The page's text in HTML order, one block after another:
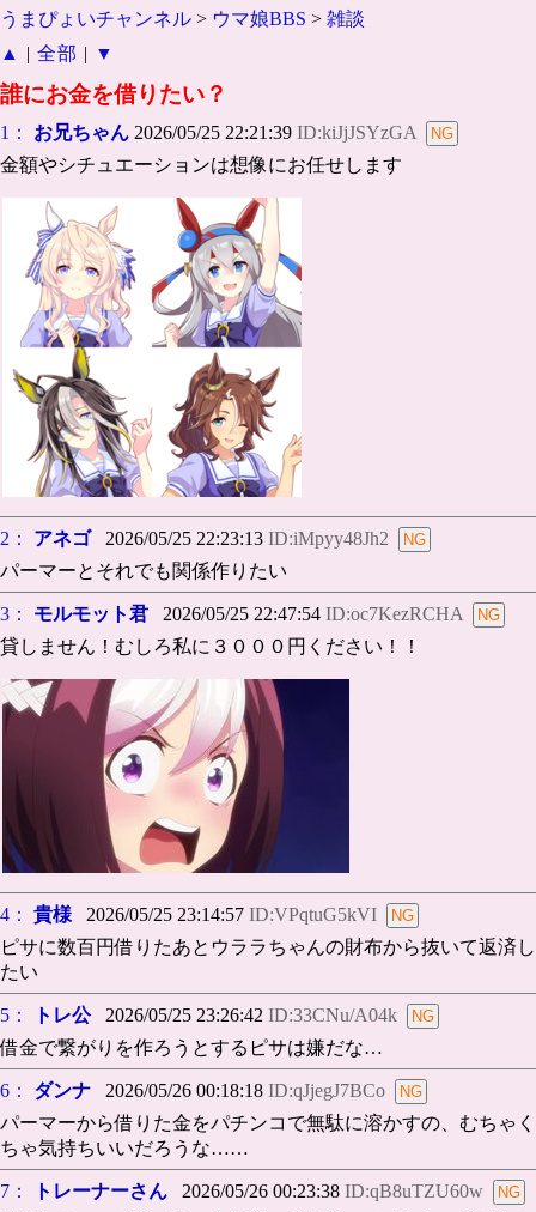
うまぴょいチャンネル > ウマ娘BBS > 雑談
▲
| 全部 | ▼
誰にお金を借りたい？
1： お兄ちゃん 2026/05/25 22:21:39 ID:kiJjJSYzGA
金額やシチュエーションは想像にお任せします
2： アネゴ2026/05/25 22:23:13 ID:iMpyy48Jh2
パーマーとそれでも関係作りたい
3： モルモット君 2026/05/25 22:47:54 ID:oc7KezRCHA
貸しません！むしろ私に３０００円ください！！
4： 貴様 2026/05/25 23:14:57 ID:VPqtuG5kVI
ピサに数百円借りたあとウララちゃんの財布から抜いて返済し
たい
5： トレ公2026/05/25 23:26:42 ID:33CNu/A04k
借金で繋がりを作ろうとするピサは嫌だな…
6： ダンナ 2026/05/26 00:18:18 ID:qJjegJ7BCo
パーマーから借りた金をパチンコで無駄に溶かすの、むちゃく
ちゃ気持ちいいだろうな……
7： トレーナーさん 2026/05/26 00:23:38 ID:qB8uTZU60w